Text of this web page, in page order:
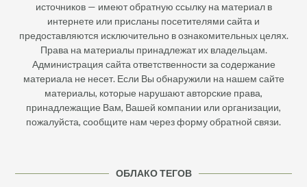
источников — имеют обратную ссылку на материал в
интернете или присланы посетителями сайта и
предоставляются исключительно в ознакомительных целях.
Права на материалы принадлежат их владельцам.
Администрация сайта ответственности за содержание
материала не несет. Если Вы обнаружили на нашем сайте
материалы, которые нарушают авторские права,
принадлежащие Вам, Вашей компании или организации,
пожалуйста, сообщите нам через форму обратной связи.
ОБЛАКО ТЕГОВ